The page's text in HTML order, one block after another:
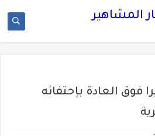
المشاهير
فوق العادة بإحتفائه